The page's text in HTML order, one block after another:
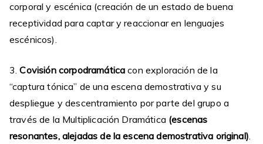
corporal y escénica (creación de un estado de buena
receptividad para captar y reaccionar en lenguajes
escénicos).
3.Covisión corpodramática con exploración de la
“captura tónica” de una escena demostrativa y su
despliegue y descentramiento por parte del grupo a
través de la Multiplicación Dramática (escenas
resonantes, alejadas de la escena demostrativa original).